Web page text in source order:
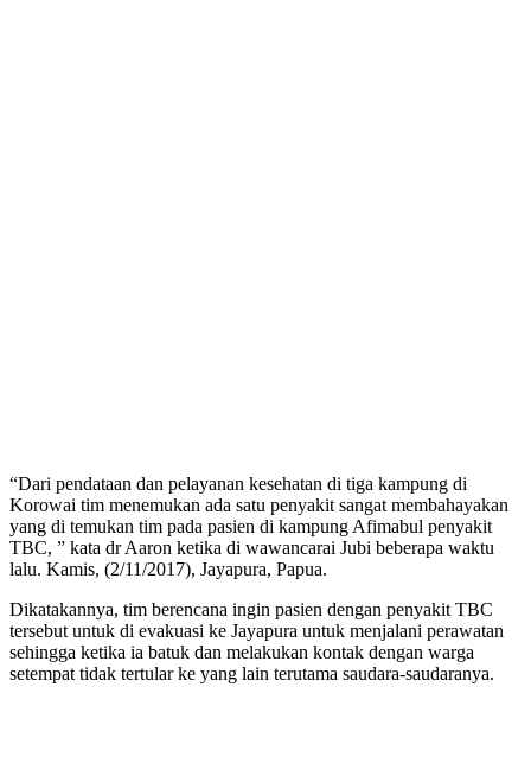
“Dari pendataan dan pelayanan kesehatan di tiga kampung di
Korowai tim menemukan ada satu penyakit sangat membahayakan
yang di temukan tim pada pasien di kampung Afimabul penyakit
TBC, ” kata dr Aaron ketika di wawancarai Jubi beberapa waktu
lalu. Kamis, (2/11/2017), Jayapura, Papua.
Dikatakannya, tim berencana ingin pasien dengan penyakit TBC
tersebut untuk di evakuasi ke Jayapura untuk menjalani perawatan
sehingga ketika ia batuk dan melakukan kontak dengan warga
setempat tidak tertular ke yang lain terutama saudara-saudaranya.